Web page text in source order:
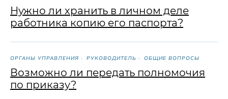
Нужно ли хранить в личном деле
работника копию его паспорта?
ОРГАНЫ УПРАВЛЕНИЯ РУКОВОДИТЕЛЬ ОБЩИЕ ВОПРОСЫ
Возможно ли передать полномочия
по приказу?